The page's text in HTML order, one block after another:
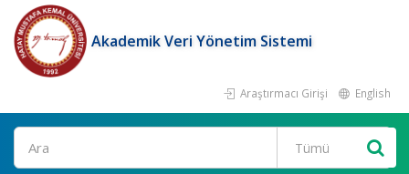
Akademik Veri Yönetim Sistemi
Araştırmacı Girişi English
Ara